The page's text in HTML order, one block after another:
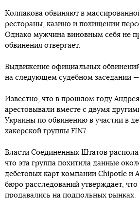
Колпакова обвиняют в
рестораны, казино и похищении
Однако мужчина виновным себя не
обвинения отвергает.
Выдвижение официальных
на следующем судебном заседании
Известно, что в прошлом году
арестовывали вместе с двумя
Украины по обвинению в участии в
хакерской группы FIN7.
Власти Соединенных Штатов
что эта группа похитила данные
дебетовых карт компании Chipotle и
бюро расследований утверждает,
продавались на подпольных рынках.